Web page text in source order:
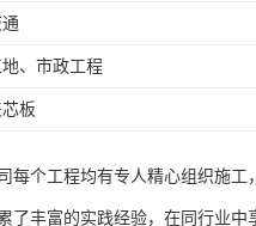
、市政工程
板
每个工程均有专人精心组织施
了丰富的实践经验，在同行业